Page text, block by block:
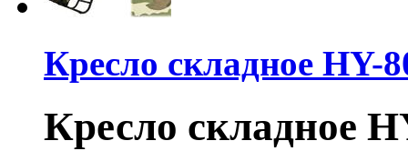
Кресло складное HY-
Кресло складное